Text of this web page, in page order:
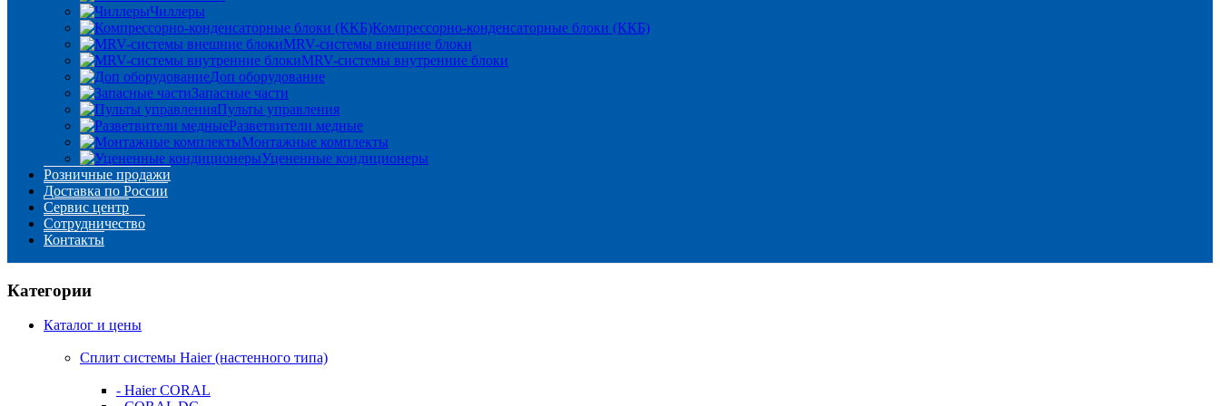
Чиллеры
Компрессорно-конденсаторные блоки (ККБ)
MRV-системы внешние блоки
MRV-системы внутренние блоки
Доп оборудование
Запасные части
Пульты управления
Разветвители медные
Монтажные комплекты
Уцененные кондиционеры
Розничные продажи
Доставка по России
Сервис центр
Сотрудничество
Контакты
Категории
Каталог и цены
Сплит системы Haier (настенного типа)
- Haier CORAL